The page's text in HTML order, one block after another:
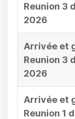
Reunion 3
2026
Arrivée et
Reunion 3
2026
Arrivée et
Reunion 1